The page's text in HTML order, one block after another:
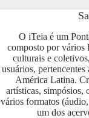
O iTeia é um
composto por vários
culturais e
usuários,
América Latina.
artísticas, simpósios,
vários formatos
um dos